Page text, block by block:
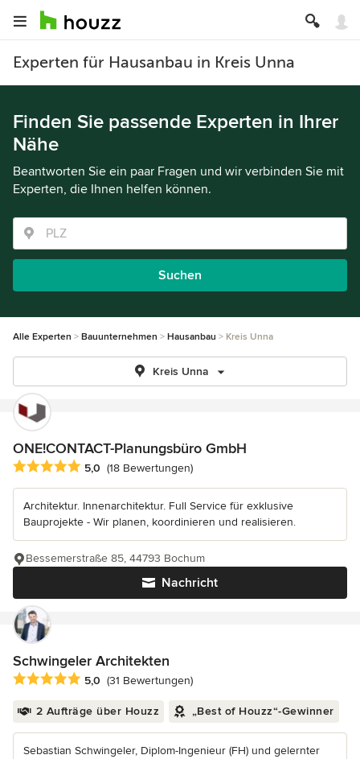
Experten für Hausanbau in Kreis Unna
Finden Sie passende Experten in Ihrer
Nähe
Beantworten Sie ein paar Fragen und wir verbinden Sie mit
Experten, die Ihnen helfen können.
Suchen
Alle Experten Bauunternehmen Hausanbau Kreis Unna
Kreis Unna
ONE!CONTACT-Planungsbüro GmbH
Durchschnittliche Bewertung: 5 von 5 Sternen
5,0 (18 Bewertungen)
Architektur. Innenarchitektur. Full Service für exklusive
Bauprojekte - Wir planen, koordinieren und realisieren.
Nachricht
Bessemerstraße 85, 44793 Bochum
Schwingeler Architekten
Durchschnittliche Bewertung: 5 von 5 Sternen
5,0 (31 Bewertungen)
2 Aufträge über Houzz „Best of Houzz“-Gewinner
Sebastian Schwingeler, Diplom-Ingenieur (FH) und gelernter